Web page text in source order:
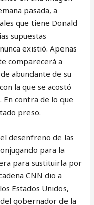
pasada, a
que tiene Donald
supuestas
existió. Apenas
comparecerá a
abundante de su
la que se acostó
En contra de lo que
preso.
de las
para la
para sustituirla por
CNN dio a
Estados Unidos,
gobernador de la